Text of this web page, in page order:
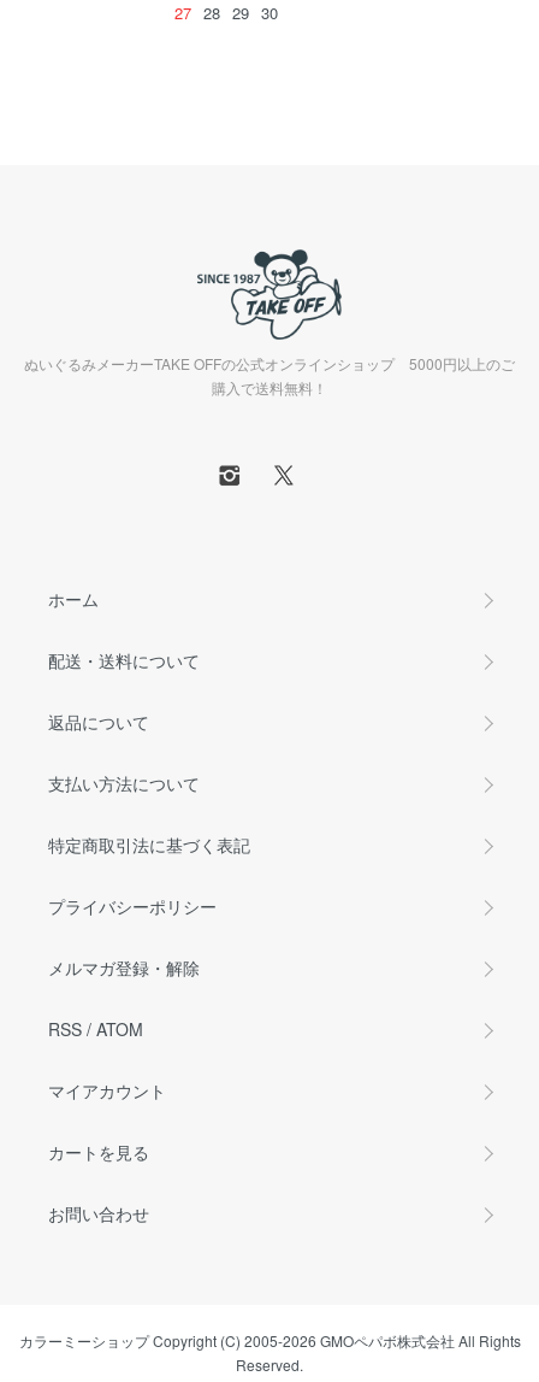
27 28 29 30
ぬいぐるみメーカーTAKE OFFの公式オンラインショップ 5000円以上のご
購入で送料無料！
ホーム
配送・送料について
返品について
支払い方法について
特定商取引法に基づく表記
プライバシーポリシー
メルマガ登録・解除
RSS / ATOM
マイアカウント
カートを見る
お問い合わせ
カラーミーショップCopyright (C) 2005-2026 GMOペパボ株式会社 All Rights
Reserved.